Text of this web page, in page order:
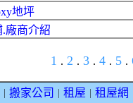
地坪
廠商介紹
1 . 2 . 3 . 4 . 5 .
搬家公司 租屋 租屋網